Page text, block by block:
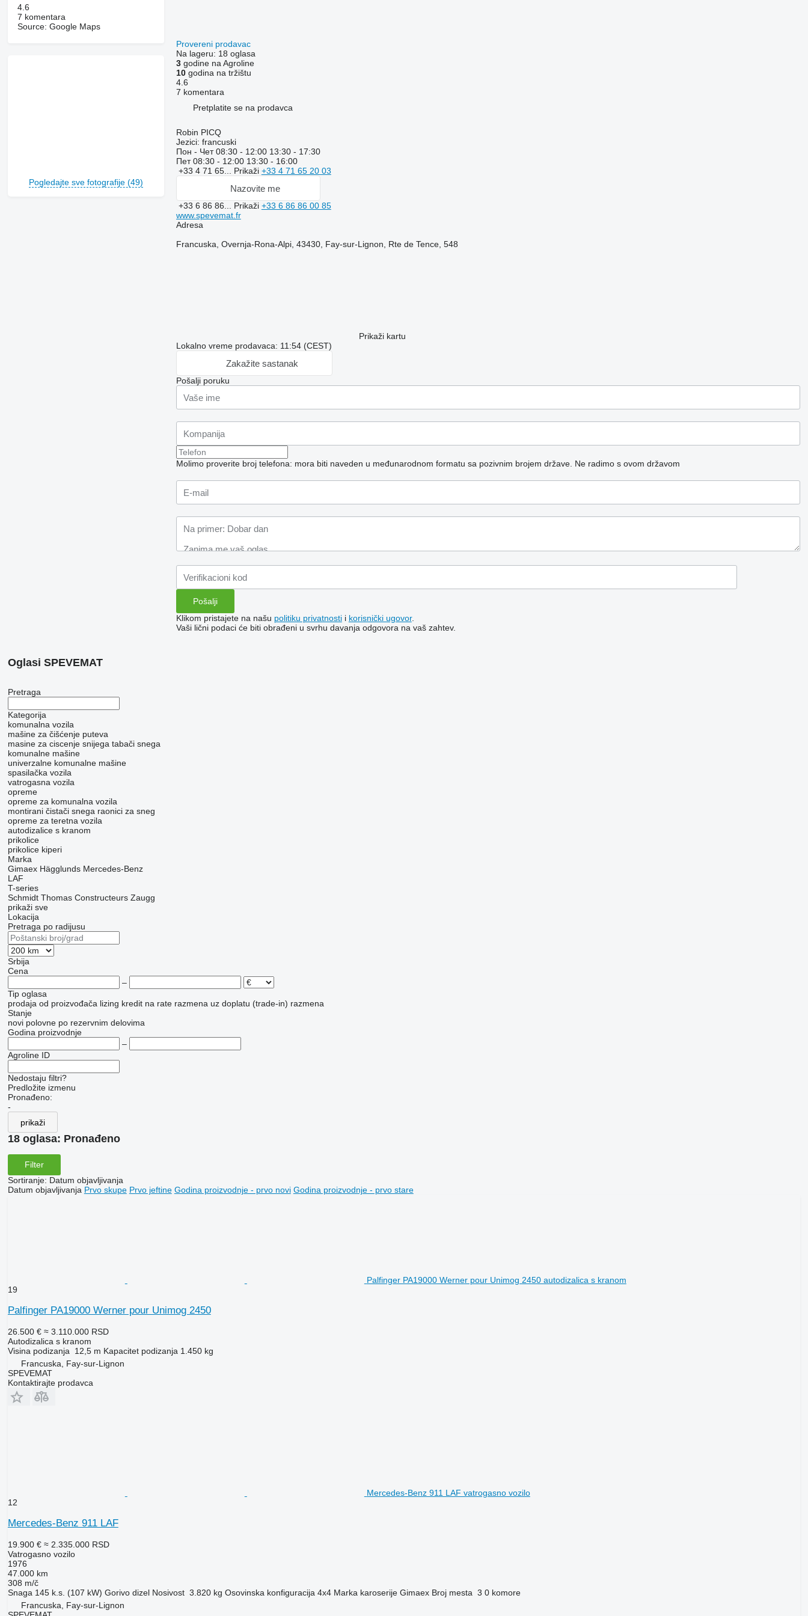
4.6
7 komentara
Source: Google Maps
Pogledajte sve fotografije (49)
Provereni prodavac
Na lageru: 18 oglasa
3godine na Agroline
10godina na tržištu
4.6
7 komentara
Pretplatite se na prodavca
Robin PICQ
Jezici: francuski
Пон - Чет08:30 - 12:00 13:30 - 17:30
Пет08:30 - 12:00 13:30 - 16:00
+33 4 71 65... Prikaži +33 4 71 65 20 03
Nazovite me
+33 6 86 86... Prikaži +33 6 86 86 00 85
www.spevemat.fr
Adresa
Francuska, Overnja-Rona-Alpi, 43430, Fay-sur-Lignon, Rte de Tence, 548
Prikaži kartu
Lokalno vreme prodavaca: 11:54 (CEST)
Zakažite sastanak
Pošalji poruku
Molimo proverite broj telefona: mora biti naveden u međunarodnom formatu sa pozivnim brojem države. Ne radimo s ovom državom
Klikom pristajete na našu politiku privatnostii korisnički ugovor.
Vaši lični podaci će biti obrađeni u svrhu davanja odgovora na vaš zahtev.
Oglasi SPEVEMAT
Pretraga
Kategorija
komunalna vozila
mašine za čišćenje puteva
masine za ciscenje snijega tabači snega
komunalne mašine
univerzalne komunalne mašine
spasilačka vozila
vatrogasna vozila
opreme
opreme za komunalna vozila
montirani čistači snega raonici za sneg
оpremе za teretna vozila
autodizalice s kranom
prikolice
prikolice kiperi
Marka
Gimaex Hägglunds Mercedes-Benz
LAF
T-series
Schmidt Thomas Constructeurs Zaugg
prikaži sve
Lokacija
Pretraga po radijusu
Srbija
Cena
–
Tip oglasa
prodaja od proizvođača lizing kredit na rate razmena uz doplatu (trade-in) razmena
Stanje
novi polovne po rezervnim delovima
Godina proizvodnje
–
Agroline ID
Nedostaju filtri?
Predložite izmenu
Pronađeno:
-
prikaži
18 oglasa: Pronađeno
Filter
Sortiranje: Datum objavljivanja
Datum objavljivanja Prvo skupe Prvo jeftine Godina proizvodnje - prvo novi Godina proizvodnje - prvo stare
Palfinger PA19000 Werner pour Unimog 2450 autodizalica s kranom
19
Palfinger PA19000 Werner pour Unimog 2450
26.500 € ≈ 3.110.000 RSD
Autodizalica s kranom
Visina podizanja
12,5 m Kapacitet podizanja 1.450 kg
Francuska, Fay-sur-Lignon
SPEVEMAT
Kontaktirajte prodavca
Mercedes-Benz 911 LAF vatrogasno vozilo
12
Mercedes-Benz 911 LAF
19.900 € ≈ 2.335.000 RSD
Vatrogasno vozilo
1976
47.000 km
308 m/č
Snaga 145 k.s. (107 kW) Gorivo dizel Nosivost 3.820 kg Osovinska konfiguracija 4x4 Marka karoserije Gimaex Broj mesta 3 0 komore
Francuska, Fay-sur-Lignon